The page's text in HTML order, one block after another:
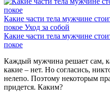
Какие части тела мужчине
покое Уход за собой
Какие части тела мужчине
покое
Каждый мужчина решает сам,
какие – нет. Но согласись,
нелепо. Поэтому некоторым
придется. Каким?